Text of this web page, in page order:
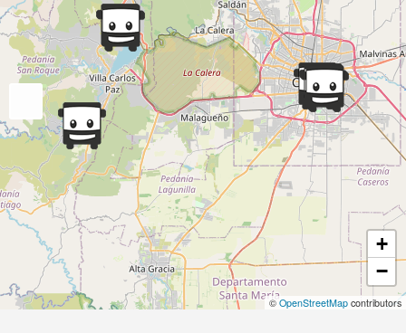
+
−
©OpenStreetMap contributors